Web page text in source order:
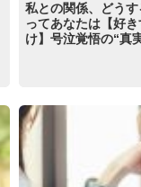
私との関係、どう
ってあなたは【好
け】号泣覚悟の“真